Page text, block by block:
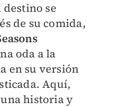
destino se
de su comida,
oda a la
en su versión
Aquí,
una historia y